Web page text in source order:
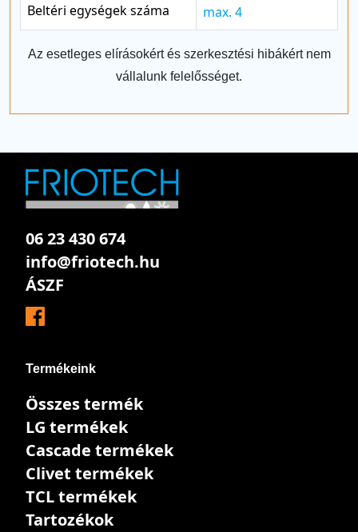
Beltéri egységek száma
max. 4
Az esetleges elírásokért és szerkesztési hibákért nem
vállalunk felelősséget.
06 23 430 674
info@friotech.hu
ÁSZF
Termékeink
Összes termék
LG termékek
Cascade termékek
Clivet termékek
TCL termékek
Tartozékok